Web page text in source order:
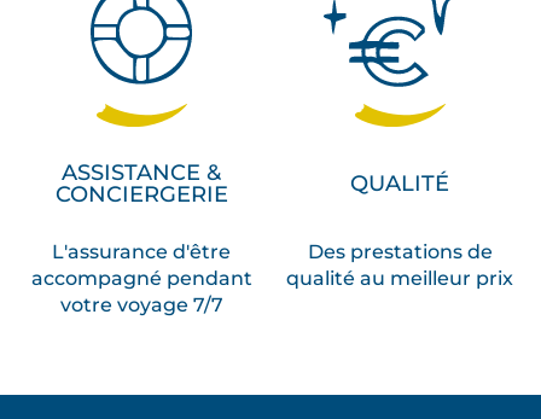
ASSISTANCE &
CONCIERGERIE
L'assurance d'être
accompagné pendant
votre voyage 7/7
QUALITÉ
Des prestations de
qualité au meilleur prix